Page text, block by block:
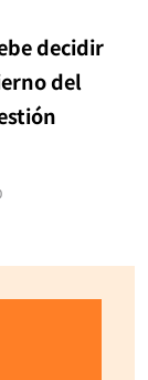
decidir
del